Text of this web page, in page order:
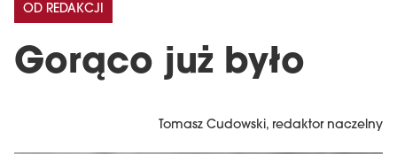
Gorąco już było
OD REDAKCJI
Tomasz Cudowski, redaktor naczelny